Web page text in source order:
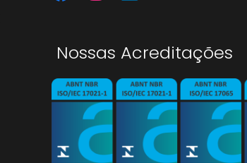
Nossas Acreditações